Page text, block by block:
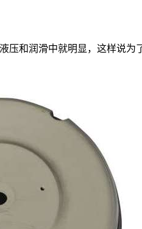
和润滑中就明显，这样说